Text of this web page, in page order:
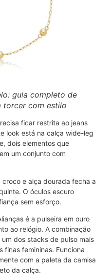
guia completo de
torcer com estilo
ficar restrita ao jeans
look está na calça wide-leg
dois elementos que
um conjunto com
e alça dourada fecha a
O óculos escuro
sem esforço.
é a pulseira em ouro
ao relógio. A combinação
dos stacks de pulso mais
finas femininas. Funciona
com a paleta da camisa
da calça.